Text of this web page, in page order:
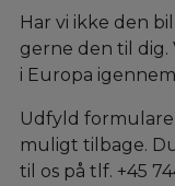
Har vi ikke den
gerne den til
i Europa
Udfyld
muligt tilbage.
til os på tlf. +45